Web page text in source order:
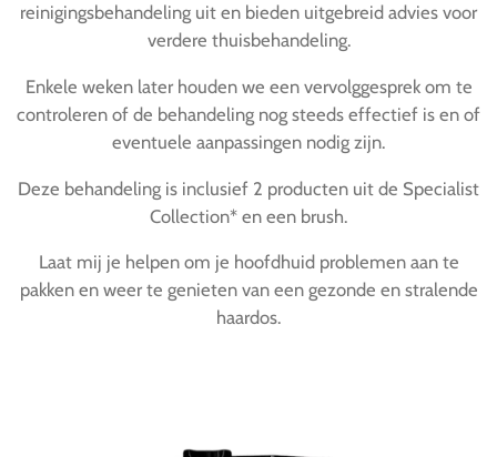
reinigingsbehandeling uit en bieden uitgebreid advies voor
verdere thuisbehandeling.
Enkele weken later houden we een vervolggesprek om te
controleren of de behandeling nog steeds effectief is en of
eventuele aanpassingen nodig zijn.
Deze behandeling is inclusief 2 producten uit de Specialist
Collection* en een brush.
Laat mij je helpen om je hoofdhuid problemen aan te
pakken en weer te genieten van een gezonde en stralende
haardos.